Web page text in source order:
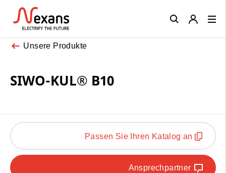
Unsere Produkte
SIWO-KUL® B10
Passen Sie Ihren Katalog an
Ansprechpartner
Close